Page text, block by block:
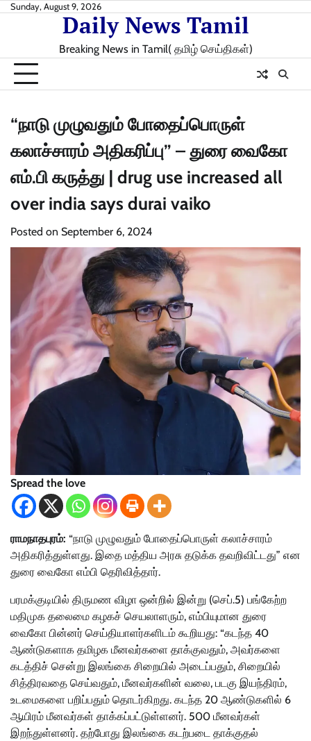
SkipSunday, August 9, 2026
Daily News Tamil
Breaking News in Tamil( தமிழ் செய்திகள்)
“நாடு முழுவதும் போதைப்பொருள்
கலாச்சாரம் அதிகரிப்பு” – துரை வைகோ
எம்.பி கருத்து | drug use increased all
over india says durai vaiko
Posted on September 6, 2024
Spread the love
ராமநாதபுரம்: “நாடு முழுவதும் போதைப்பொருள் கலாச்சாரம்
அதிகரித்துள்ளது. இதை மத்திய அரசு தடுக்க தவறிவிட்டது” என
துரை வைகோ எம்பி தெரிவித்தார்.
பரமக்குடியில் திருமண விழா ஒன்றில் இன்று (செப்.5) பங்கேற்ற
மதிமுக தலைமை கழகச் செயலாளரும், எம்பியுமான துரை
வைகோ பின்னர் செய்தியாளர்களிடம் கூறியது: “கடந்த 40
ஆண்டுகளாக தமிழக மீனவர்களை தாக்குவதும், அவர்களை
கடத்திச் சென்று இலங்கை சிறையில் அடைப்பதும், சிறையில்
சித்திரவதை செய்வதும், மீனவர்களின் வலை, படகு இயந்திரம்,
உடமைகளை பறிப்பதும் தொடர்கிறது. கடந்த 20 ஆண்டுகளில் 6
ஆயிரம் மீனவர்கள் தாக்கப்பட்டுள்ளனர். 500 மீனவர்கள்
இறந்துள்ளனர். தற்போது இலங்கை கடற்படை தாக்குதல்